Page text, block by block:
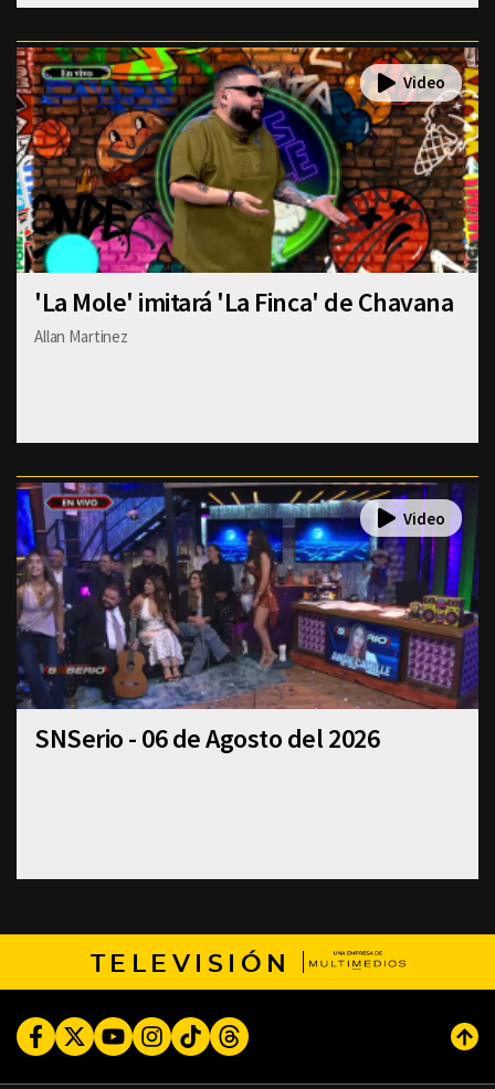
'La Mole' imitará 'La Finca' de Chavana
Allan Martinez
SNSerio - 06 de Agosto del 2026
TELEVISIÓN
FacebookTwitterYoutubeInstagram
TikTokThreads